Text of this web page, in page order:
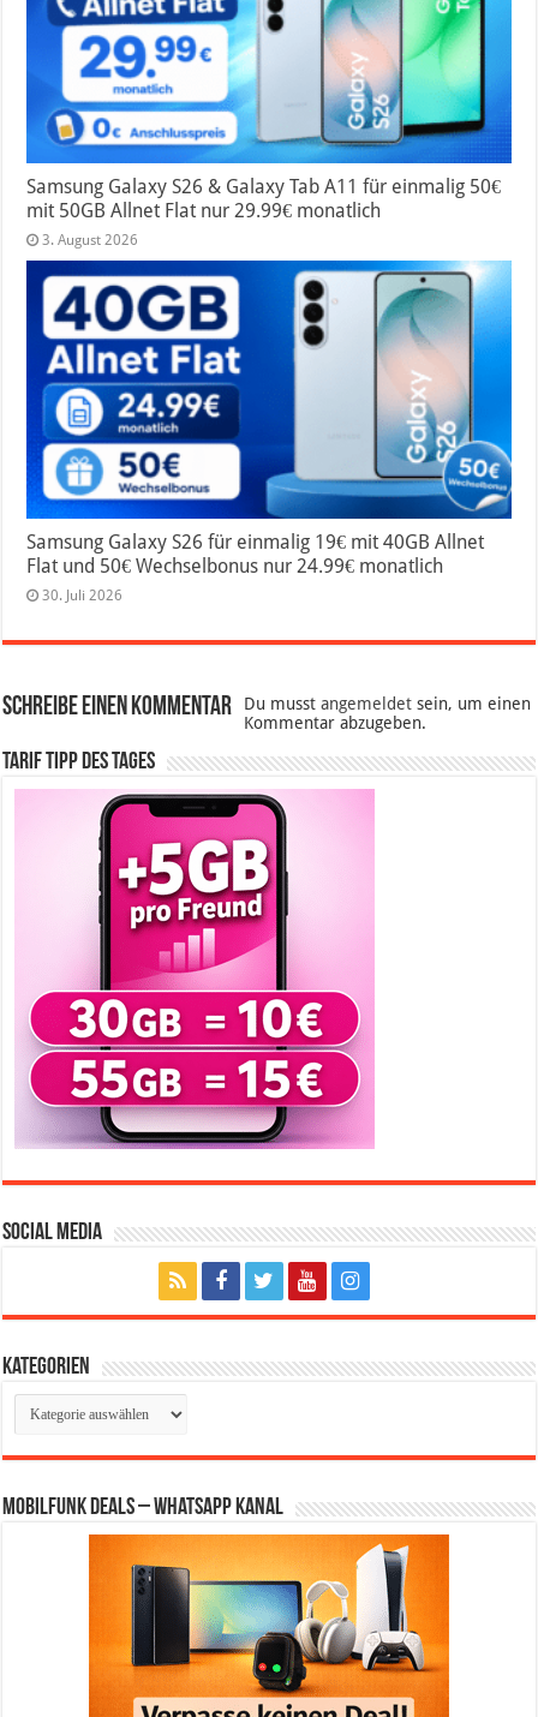
Samsung Galaxy S26 & Galaxy Tab A11 für einmalig 50€
mit 50GB Allnet Flat nur 29.99€ monatlich
3. August 2026
Samsung Galaxy S26 für einmalig 19€ mit 40GB Allnet
Flat und 50€ Wechselbonus nur 24.99€ monatlich
30. Juli 2026
Schreibe einen Kommentar Du musstangemeldet sein, um einen
Kommentar abzugeben.
Tarif Tipp des Tages
Social Media
Kategorien
Kategorien
Mobilfunk Deals – WhatsApp Kanal